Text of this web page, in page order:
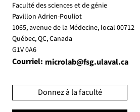
Courriel: microlab@fsg.ulaval.ca
Faculté des sciences et de génie
Pavillon Adrien-Pouliot
1065, avenue de la Médecine, local 00712
Québec, QC, Canada
G1V 0A6
Donnez à la faculté